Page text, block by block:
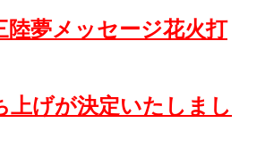
陸夢メッセージ花火打
上げが決定いたしまし